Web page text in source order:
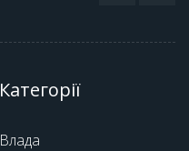
Категорії
Влада